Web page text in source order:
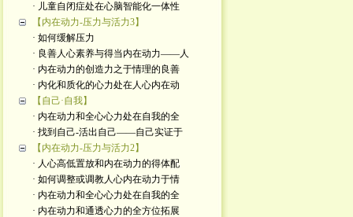
· 儿童自闭症处在心脑智能化一体性
【内在动力-压力与活力3】
· 如何缓解压力
· 良善人心素养与得当内在动力——人
· 内在动力的创造力之于情理的良善
· 内化和质化的心力处在人心内在动
【自己·自我】
· 内在动力和全心心力处在自我的全
· 找到自己-活出自己——自己实证于
【内在动力-压力与活力2】
· 人心高低置放和内在动力的得体配
· 如何调整或调教人心内在动力于情
· 内在动力和全心心力处在自我的全
· 内在动力和通透心力的全方位拓展